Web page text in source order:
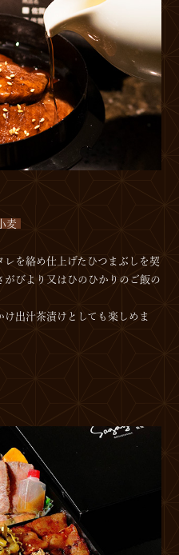
麦
を絡め仕上げたひつまぶしを契
びより又はひのひかりのご飯の
出汁茶漬けとしても楽しめま